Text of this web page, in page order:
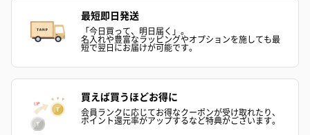
フラッグカプセル：イ
ンセンススティック
（END）（880円）
ンセンススティック
（St.OSMANTHUS）
（880円）
ショートイン
（880円）
最短即日発送
「今日買って、明日届く」。
名入れや豊富なラッピングやオプションを施しても最
短で翌日にお届けが可能です。
買えば買うほどお得に
会員ランクに応じてお得なクーポンが受け取れたり、
ポイント還元率がアップするなど特典がございます。